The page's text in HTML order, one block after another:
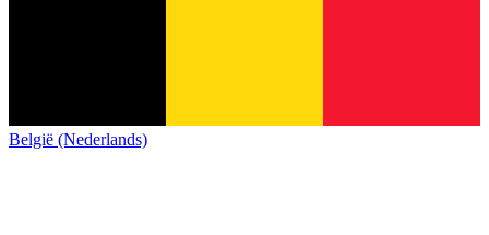
België (Nederlands)